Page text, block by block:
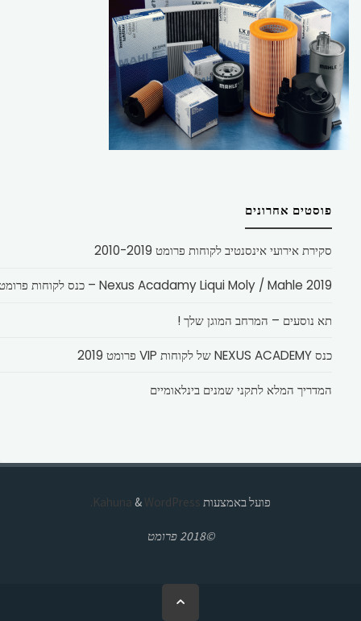
פוסטים אחרונים
סקירת אירועי אינסנטיב לקוחות פרומט 2010-2019
Nexus Acadamy Liqui Moly / Mahle 2019 – כנס לקוחות פרומט
תא נוסעים – המרחב המוגן שלך !
כנס NEXUS ACADEMY של לקוחות VIP פרומט 2019
המדריך המלא לתקני שמנים בינלאומיים
פועל באמצעות & WordPress.
©2018 פרומט
בחזרה